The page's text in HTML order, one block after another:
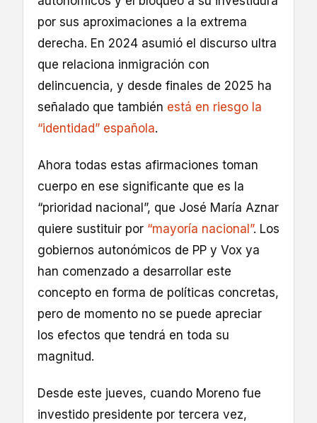
por sus aproximaciones a la extrema
derecha. En 2024 asumió el discurso ultra
que relaciona inmigración con
delincuencia, y desde finales de 2025 ha
señalado que también está en riesgo la
“identidad” española.
Ahora todas estas afirmaciones toman
cuerpo en ese significante que es la
“prioridad nacional”, que José María Aznar
quiere sustituir por “mayoría nacional”. Los
gobiernos autonómicos de PP y Vox ya
han comenzado a desarrollar este
concepto en forma de políticas concretas,
pero de momento no se puede apreciar
los efectos que tendrá en toda su
magnitud.
Desde este jueves, cuando Moreno fue
investido presidente por tercera vez,